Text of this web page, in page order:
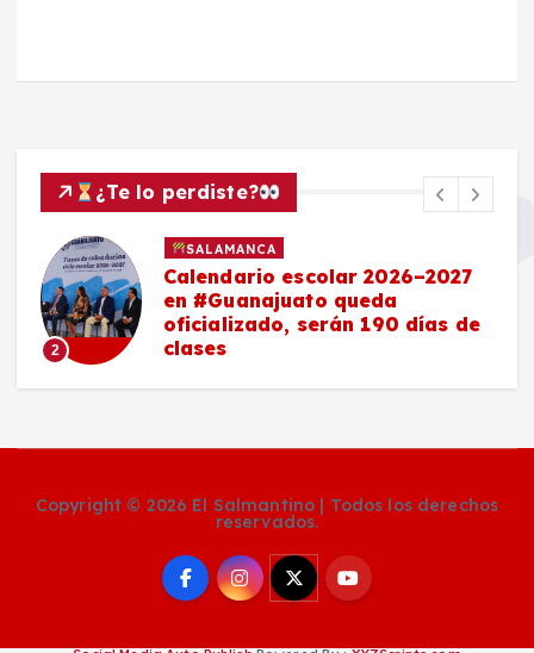
¿Te lo perdiste?
2
SALAMANCA
Calendario escolar 2026–2027
en #Guanajuato queda
oficializado, serán 190 días de
clases
Copyright © 2026 El Salmantino | Todos los derechos
reservados.